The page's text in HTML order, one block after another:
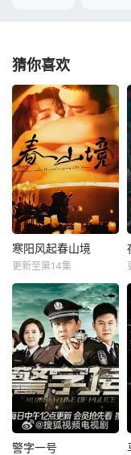
猜你喜欢
寒阳风起春山境
更新至第14集
警字一号